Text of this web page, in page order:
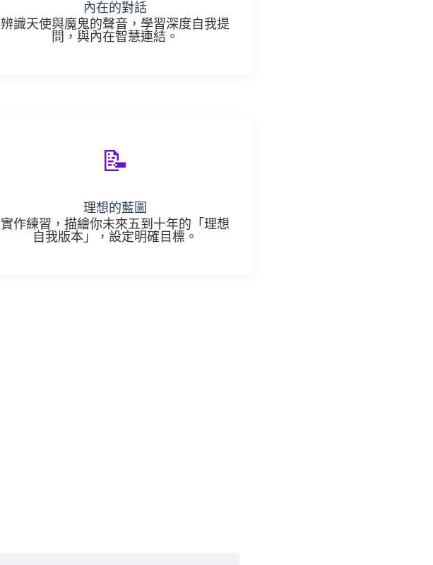
內在的對話
辨識天使與魔鬼的聲音，學習深度自我提
問，與內在智慧連結。
📝
理想的藍圖
實作練習，描繪你未來五到十年的「理想
自我版本」，設定明確目標。